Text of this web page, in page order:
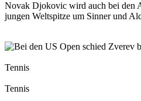
Novak Djokovic wird auch bei den
jungen Weltspitze um Sinner und
Tennis
Tennis